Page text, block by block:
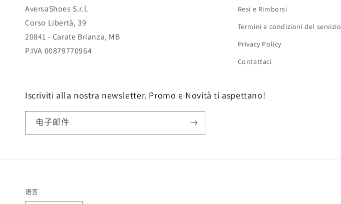
AversaShoes S.r.l.
Corso Libertà, 39
20841 - Carate Brianza, MB
P.IVA 00879770964
Resi e Rimborsi
Termini e condizioni del servizio
Privacy Policy
Contattaci
Iscriviti alla nostra newsletter. Promo e Novità ti aspettano!
电子邮件
语言